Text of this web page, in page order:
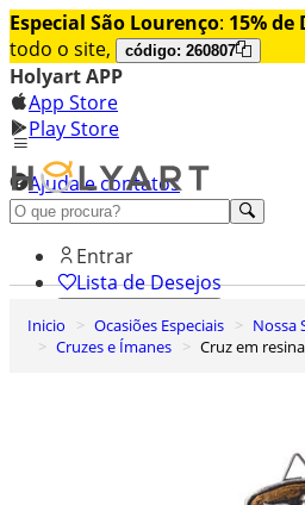
Especial São Lourenço: 15% de
todo o site,
código: 260807
Holyart APP
App Store
Play Store
Ajuda e contatos
Conheça premium
Entrar
Lista de Desejos
0
Carrinho de Compras
Inicio Ocasiões Especiais
Cruzes e Ímanes
Cruz em